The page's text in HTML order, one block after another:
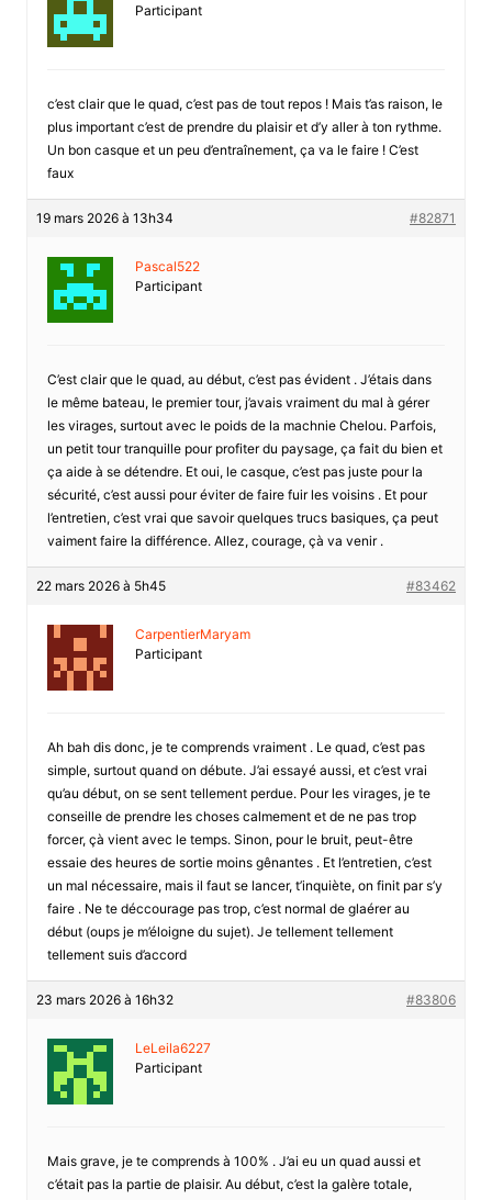
Participant
c’est clair que le quad, c’est pas de tout repos ! Mais t’as raison, le
plus important c’est de prendre du plaisir et d’y aller à ton rythme.
Un bon casque et un peu d’entraînement, ça va le faire ! C’est
faux
19 mars 2026 à 13h34 #82871
Pascal522
Participant
C’est clair que le quad, au début, c’est pas évident . J’étais dans
le même bateau, le premier tour, j’avais vraiment du mal à gérer
les virages, surtout avec le poids de la machnie Chelou. Parfois,
un petit tour tranquille pour profiter du paysage, ça fait du bien et
ça aide à se détendre. Et oui, le casque, c’est pas juste pour la
sécurité, c’est aussi pour éviter de faire fuir les voisins . Et pour
l’entretien, c’est vrai que savoir quelques trucs basiques, ça peut
vaiment faire la différence. Allez, courage, çà va venir .
22 mars 2026 à 5h45 #83462
CarpentierMaryam
Participant
Ah bah dis donc, je te comprends vraiment . Le quad, c’est pas
simple, surtout quand on débute. J’ai essayé aussi, et c’est vrai
qu’au début, on se sent tellement perdue. Pour les virages, je te
conseille de prendre les choses calmement et de ne pas trop
forcer, çà vient avec le temps. Sinon, pour le bruit, peut-être
essaie des heures de sortie moins gênantes . Et l’entretien, c’est
un mal nécessaire, mais il faut se lancer, t’inquiète, on finit par s’y
faire . Ne te déccourage pas trop, c’est normal de glaérer au
début (oups je m’éloigne du sujet). Je tellement tellement
tellement suis d’accord
23 mars 2026 à 16h32 #83806
LeLeila6227
Participant
Mais grave, je te comprends à 100% . J’ai eu un quad aussi et
c’était pas la partie de plaisir. Au début, c’est la galère totale,